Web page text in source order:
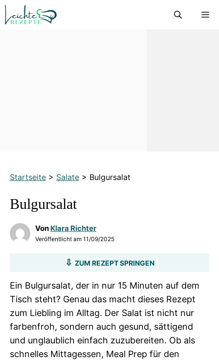
Zum
Inhalt
Startseite > Salate > Bulgursalat
Bulgursalat
Von Klara Richter
Veröffentlicht am 11/09/2025
ZUM REZEPT SPRINGEN
Ein Bulgursalat, der in nur 15 Minuten auf dem
Tisch steht? Genau das macht dieses Rezept
zum Liebling im Alltag. Der Salat ist nicht nur
farbenfroh, sondern auch gesund, sättigend
und unglaublich einfach zuzubereiten. Ob als
schnelles Mittagessen, Meal Prep für den